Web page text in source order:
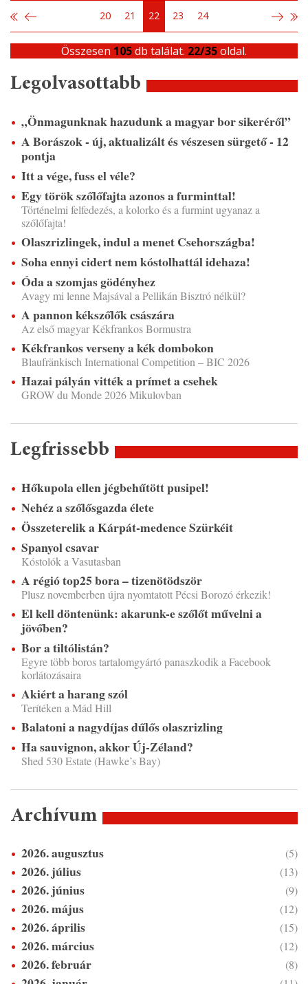
20 21 22 23 24
Összesen 105db találat. 22/35oldal.
Legolvasottabb
„Önmagunknak hazudunk a magyar bor sikeréről”
A Borászok - új, aktualizált és vészesen sürgető - 12
pontja
Itt a vége, fuss el véle?
Egy török szőlőfajta azonos a furminttal!
Történelmi felfedezés, a kolorko és a furmint ugyanaz a
szőlőfajta!
Olaszrizlingek, indul a menet Csehországba!
Soha ennyi cidert nem kóstolhattál idehaza!
Óda a szomjas gödényhez
Avagy mi lenne Majsával a Pellikán Bisztró nélkül?
A pannon kékszőlők császára
Az első magyar Kékfrankos Bormustra
Kékfrankos verseny a kék dombokon
Blaufränkisch International Competition – BIC 2026
Hazai pályán vitték a prímet a csehek
GROW du Monde 2026 Mikulovban
Legfrissebb
Hőkupola ellen jégbehűtött pusipel!
Nehéz a szőlősgazda élete
Összeterelik a Kárpát-medence Szürkéit
Spanyol csavar
Kóstolók a Vasutasban
A régió top25 bora – tizenötödször
Plusz novemberben újra nyomtatott Pécsi Borozó érkezik!
El kell döntenünk: akarunk-e szőlőt művelni a
jövőben?
Bor a tiltólistán?
Egyre több boros tartalomgyártó panaszkodik a Facebook
korlátozásaira
Akiért a harang szól
Terítéken a Mád Hill
Balatoni a nagydíjas dűlős olaszrizling
Ha sauvignon, akkor Új-Zéland?
Shed 530 Estate (Hawke’s Bay)
Archívum
2026. augusztus (5)
2026. július (13)
2026. június (9)
2026. május (12)
2026. április (15)
2026. március (12)
2026. február (8)